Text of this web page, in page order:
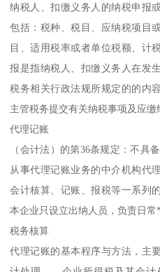
纳税人、扣缴义务人的纳税申报
包括：税种、税目、应纳税项目
目、适用税率或者单位税额、计
报是指纳税人、扣缴义务人在发
税务相关行政法规所规定的的内
主管税务提交有关纳税事项及应缴
代理记账
（会计法）的第36条规定：不具
从事代理记账业务的中介机构代
会计核算、记账、报税等一系列
本企业只设立出纳人员，负责日常
税务核算
代理记账的基本程序与方法，主